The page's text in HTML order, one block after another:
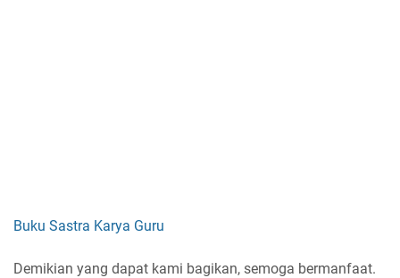
Buku Sastra Karya Guru
Demikian yang dapat kami bagikan, semoga bermanfaat.